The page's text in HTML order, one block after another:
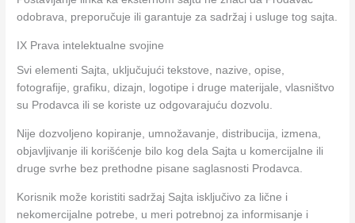
odobrava, preporučuje ili garantuje za sadržaj i usluge tog sajta.
IX Prava intelektualne svojine
Svi elementi Sajta, uključujući tekstove, nazive, opise,
fotografije, grafiku, dizajn, logotipe i druge materijale, vlasništvo
su Prodavca ili se koriste uz odgovarajuću dozvolu.
Nije dozvoljeno kopiranje, umnožavanje, distribucija, izmena,
objavljivanje ili korišćenje bilo kog dela Sajta u komercijalne ili
druge svrhe bez prethodne pisane saglasnosti Prodavca.
Korisnik može koristiti sadržaj Sajta isključivo za lične i
nekomercijalne potrebe, u meri potrebnoj za informisanje i